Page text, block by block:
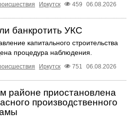
Иркутск 459 06.08.2026
банкротить УКС
капитального строительства
процедура наблюдения.
Иркутск 751 06.08.2026
районе приостановлена
производственного